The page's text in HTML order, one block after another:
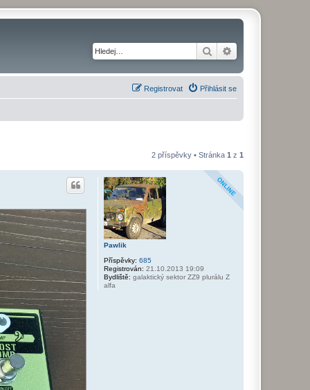
Hledat
Přihlásit se
Registrovat
2 příspěvky • Stránka 1 z 1
Pawlik
Příspěvky: 685
Registrován: 21.10.2013 19:09
Bydliště: galaktický sektor ZZ9 plurálu Z
alfa